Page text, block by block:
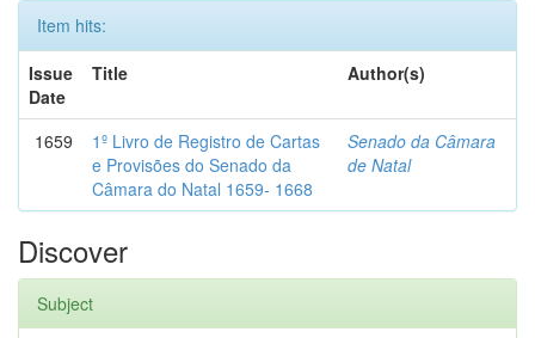
Item hits:
Issue
Date
Title Author(s)
1659
1º Livro de Registro de Cartas
e Provisões do Senado da
Câmara do Natal 1659- 1668
Senado da Câmara
de Natal
Discover
Subject